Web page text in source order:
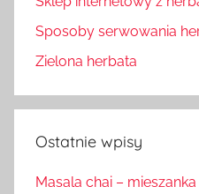
Sposoby serwowania
Zielona herbata
Ostatnie wpisy
Masala chai –